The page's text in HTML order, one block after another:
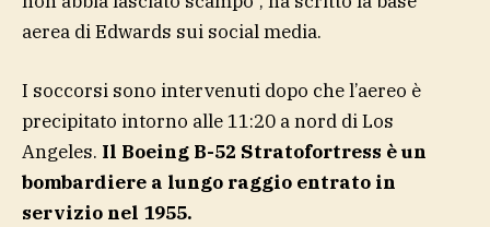
aerea di Edwards sui social media.
I soccorsi sono intervenuti dopo che l’aereo è
precipitato intorno alle 11:20 a nord di Los
Angeles. Il Boeing B-52 Stratofortress è un
bombardiere a lungo raggio entrato in
servizio nel 1955.